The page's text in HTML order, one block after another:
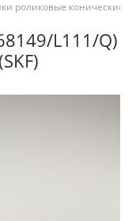
роликовые конические
L111/Q)